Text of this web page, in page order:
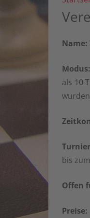
Name:
Modus:
als 10
bis
Offen
Preise: